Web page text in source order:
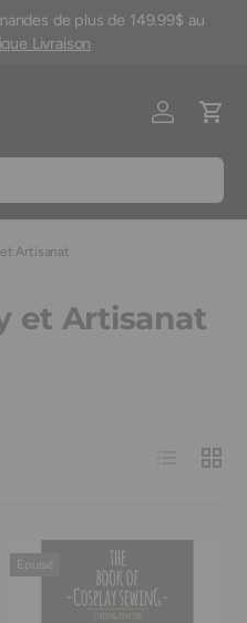
de plus de 149.99$ au
Livraison
Se
Artisanat
et Artisanat
Grille
Épuisé